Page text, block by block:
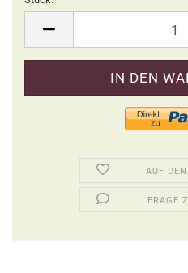
AUF
FRAGE